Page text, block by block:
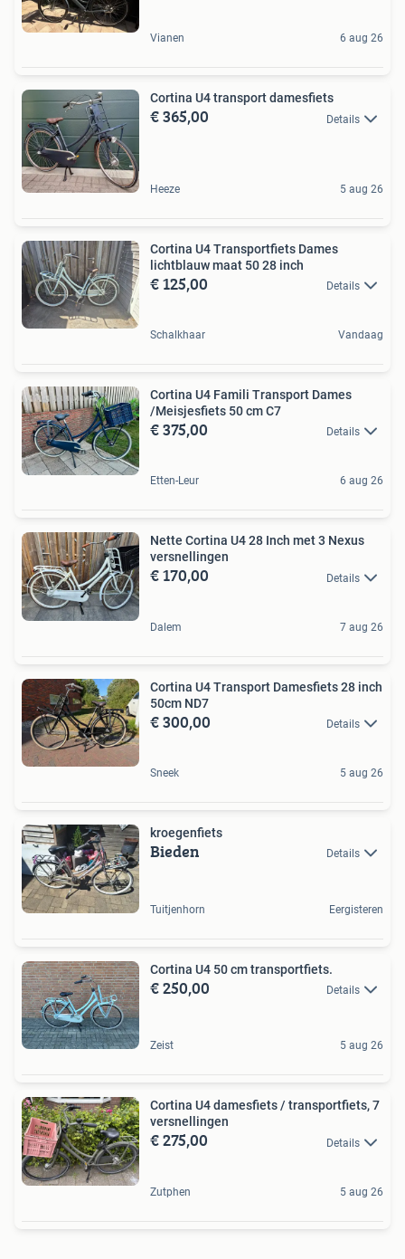
Vianen 6 aug 26
Cortina U4 transport damesfiets
€ 365,00 Details
Heeze 5 aug 26
Cortina U4 Transportfiets Dames
lichtblauw maat 50 28 inch
€ 125,00 Details
Schalkhaar Vandaag
Cortina U4 Famili Transport Dames
/Meisjesfiets 50 cm C7
€ 375,00 Details
Etten-Leur 6 aug 26
Nette Cortina U4 28 Inch met 3 Nexus
versnellingen
€ 170,00 Details
Dalem 7 aug 26
Cortina U4 Transport Damesfiets 28 inch
50cm ND7
€ 300,00 Details
Sneek 5 aug 26
kroegenfiets
Bieden Details
Tuitjenhorn Eergisteren
Cortina U4 50 cm transportfiets.
€ 250,00 Details
Zeist 5 aug 26
Cortina U4 damesfiets / transportfiets, 7
versnellingen
€ 275,00 Details
Zutphen 5 aug 26